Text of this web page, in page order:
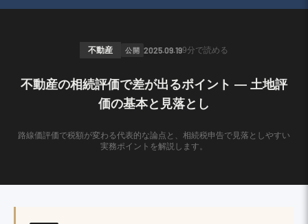
不動産 公開 2025.09.199分で読める
不動産の相続評価で差が出るポイント ― 土地評
価の基本と見落とし
路線価評価で税額が変わる代表的な論点と、相続税申告で見落としやすい
実務ポイントを解説します。